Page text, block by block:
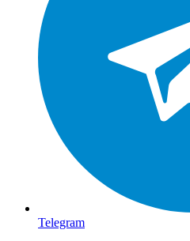
Telegram